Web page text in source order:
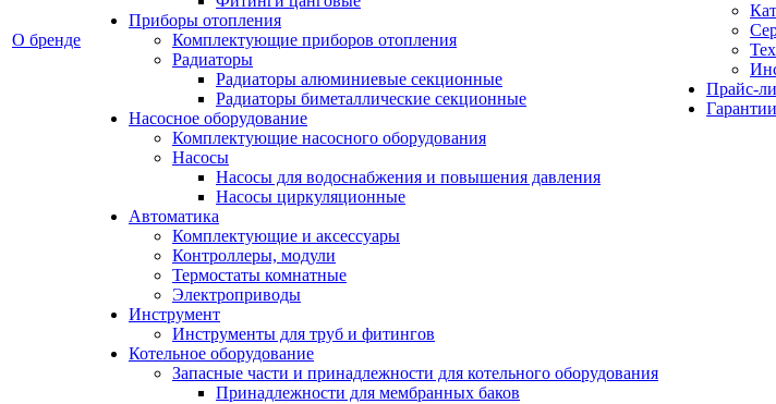
О бренде
Приборы отопления
Комплектующие приборов отопления
Радиаторы
Радиаторы алюминиевые секционные
Радиаторы биметаллические секционные
Насосное оборудование
Комплектующие насосного оборудования
Насосы
Насосы для водоснабжения и повышения давления
Насосы циркуляционные
Автоматика
Комплектующие и аксессуары
Контроллеры, модули
Термостаты комнатные
Электроприводы
Инструмент
Инструменты для труб и фитингов
Котельное оборудование
Запасные части и принадлежности для котельного оборудования
Принадлежности для мембранных баков
Прайс-
Гарантии